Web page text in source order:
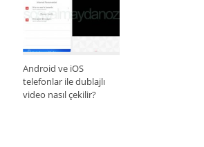
Android ve iOS
telefonlar ile dublajlı
video nasıl çekilir?